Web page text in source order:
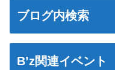
ブログ内検索
B’z関連イベント